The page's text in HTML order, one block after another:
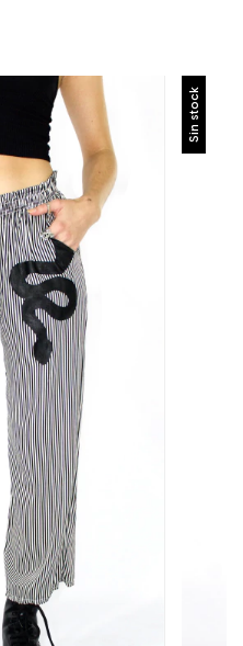
Sin stock